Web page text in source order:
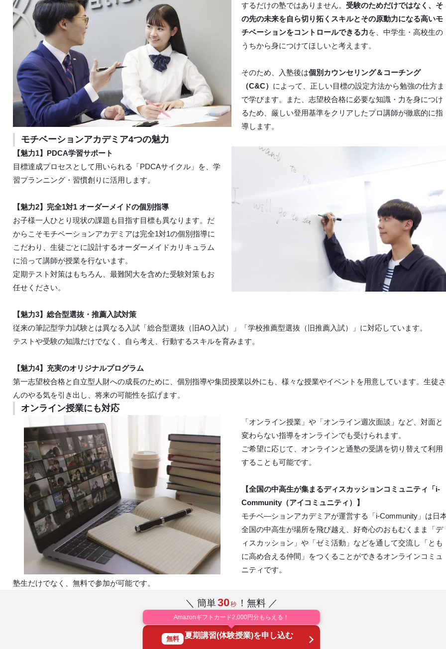
するだけの塾ではありません。 受験のためだけではなく、そ
の先の未来を自ら切り拓くスキルとその原動力になる高いモ
チベーションをコントロールできる力を、中学生・高校生の
うちから身につけてほしいと考えます。
そのため、入塾後は個別カウンセリング＆コーチング
（C&C） によって、正しい目標の設定方法から勉強の仕方ま
で学びます。また、志望校合格に必要な知識・力を身につけ
るため、厳しい登用基準をクリアしたプロ講師が徹底的に指
導します。
モチベーションアカデミア4つの魅力
【魅力1】PDCA学習サポート
目標達成プロセスとして用いられる「PDCAサイクル」を、学
習プランニング・習慣創りに活用します。
【魅力2】完全1対1 オーダーメイドの個別指導
お子様一人ひとり現状の課題も目指す目標も異なります。だ
からこそモチベーションアカデミアは完全1対1の個別指導に
こだわり、生徒ごとに設計するオーダーメイドカリキュラム
に沿って講師が授業を行ないます。
定期テスト対策はもちろん、最難関大を含めた受験対策もお
任せください。
【魅力3】総合型選抜・推薦入試対策
従来の筆記型学力試験とは異なる入試「総合型選抜（旧AO入試）」「学校推薦型選抜（旧推薦入試）」に対応しています。
テストや受験の知識だけでなく、自ら考え、行動するスキルを育みます。
【魅力4】充実のオリジナルプログラム
第一志望校合格と自立型人財への成長のために、個別指導や集団授業以外にも、様々な授業やイベントを用意しています。生徒さ
んのやる気を引き出し、将来の可能性を拡げます。
オンライン授業にも対応
「オンライン授業」や「オンライン週次面談」など、対面と
変わらない指導をオンラインでも受けられます。
ご希望に応じて、オンラインと通塾の受講を切り替えて利用
することも可能です。
【全国の中高生が集まるディスカッションコミュニティ「i-
Community（アイコミュニティ）】
モチベ―ションアカデミアが運営する「i-Community」は日
全国の中高生が場所を飛び越え、好奇心のおもむくまま「デ
ィスカッション」や「ゼミ活動」などを通して交流し「とも
に高め合える仲間」をつくることができるオンラインコミュ
ニティです。
塾生だけでなく、無料で参加が可能です。
＼ 簡単30秒 ！無料 ／
Amazonギフトカード2,000円分もらえる！
無料 夏期講習(体験授業)を申し込む